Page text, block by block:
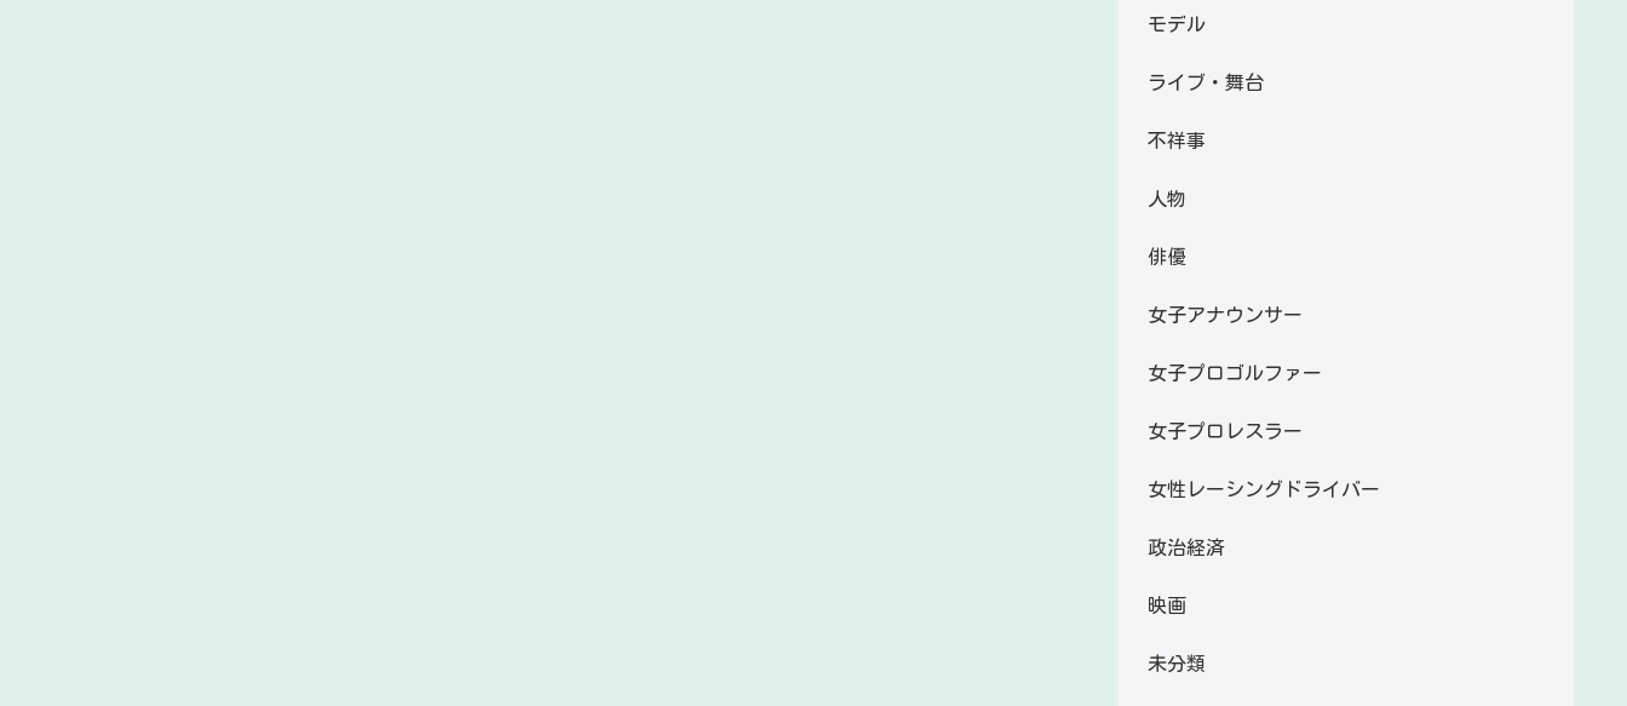
モデル
ライブ・舞台
不祥事
人物
俳優
女子アナウンサー
女子プロゴルファー
女子プロレスラー
女性レーシングドライバー
政治経済
映画
未分類